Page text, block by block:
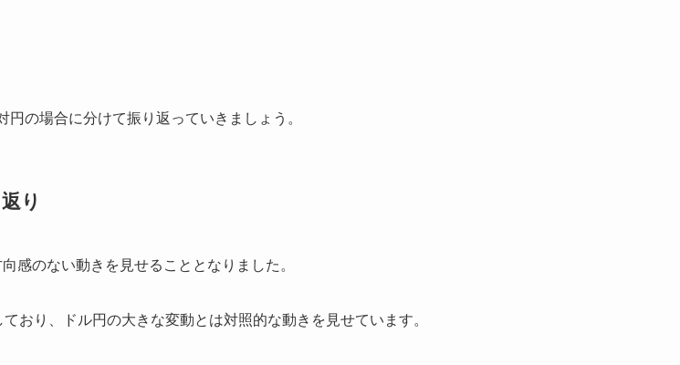
の場合に分けて振り返っていきましょう。
り
感のない動きを見せることとなりました。
おり、ドル円の大きな変動とは対照的な動きを見せています。